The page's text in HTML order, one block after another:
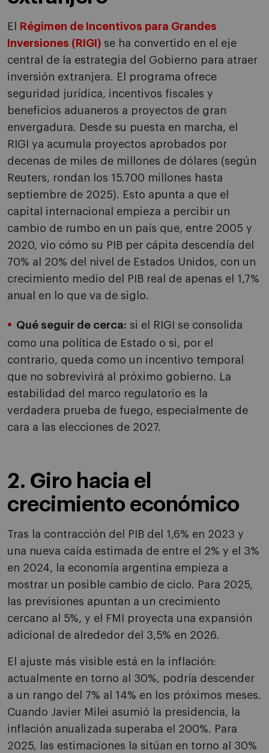
El
Régimen de Incentivos para Grandes
Inversiones (RIGI) se ha convertido en el eje
central de la estrategia del Gobierno para atraer
inversión extranjera. El programa ofrece
seguridad jurídica, incentivos fiscales y
beneficios aduaneros a proyectos de gran
envergadura. Desde su puesta en marcha, el
RIGI ya acumula proyectos aprobados por
decenas de miles de millones de dólares (según
Reuters, rondan los 15.700 millones hasta
septiembre de 2025). Esto apunta a que el
capital internacional empieza a percibir un
cambio de rumbo en un país que, entre 2005 y
2020, vio cómo su PIB per cápita descendía del
70% al 20% del nivel de Estados Unidos, con un
crecimiento medio del PIB real de apenas el 1,7%
anual en lo que va de siglo.
Qué seguir de cerca: si el RIGI se consolida
como una política de Estado o si, por el
contrario, queda como un incentivo temporal
que no sobrevivirá al próximo gobierno. La
estabilidad del marco regulatorio es la
verdadera prueba de fuego, especialmente de
cara a las elecciones de 2027.
2. Giro hacia el
crecimiento económico
Tras la contracción del PIB del 1,6% en 2023 y
una nueva caída estimada de entre el 2% y el 3%
en 2024, la economía argentina empieza a
mostrar un posible cambio de ciclo. Para 2025,
las previsiones apuntan a un crecimiento
cercano al 5%, y el FMI proyecta una expansión
adicional de alrededor del 3,5% en 2026.
El ajuste más visible está en la inflación:
actualmente en torno al 30%, podría descender
a un rango del 7% al 14% en los próximos meses.
Cuando Javier Milei asumió la presidencia, la
inflación anualizada superaba el 200%. Para
2025, las estimaciones la sitúan en torno al 30%